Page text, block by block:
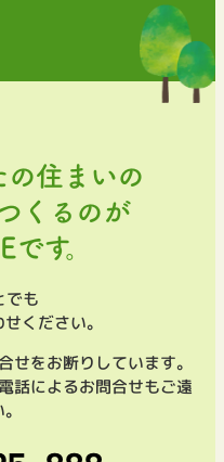
の住まいの
くるのが
す。
でも
ください。
せをお断りしています。
話によるお問合せもご遠